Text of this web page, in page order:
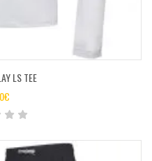
LS TEE
€